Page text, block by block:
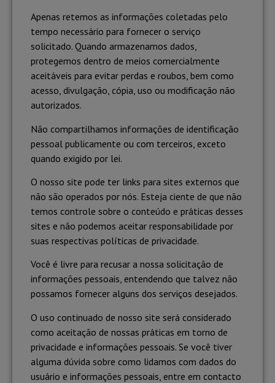
Apenas retemos as informações coletadas pelo
tempo necessário para fornecer o serviço
solicitado. Quando armazenamos dados,
protegemos dentro de meios comercialmente
aceitáveis ​​para evitar perdas e roubos, bem como
acesso, divulgação, cópia, uso ou modificação não
autorizados.
Não compartilhamos informações de identificação
pessoal publicamente ou com terceiros, exceto
quando exigido por lei.
O nosso site pode ter links para sites externos que
não são operados por nós. Esteja ciente de que não
temos controle sobre o conteúdo e práticas desses
sites e não podemos aceitar responsabilidade por
suas respectivas políticas de privacidade.
Você é livre para recusar a nossa solicitação de
informações pessoais, entendendo que talvez não
possamos fornecer alguns dos serviços desejados.
O uso continuado de nosso site será considerado
como aceitação de nossas práticas em torno de
privacidade e informações pessoais. Se você tiver
alguma dúvida sobre como lidamos com dados do
usuário e informações pessoais, entre em contacto